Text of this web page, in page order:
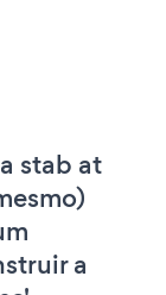
stab at
a